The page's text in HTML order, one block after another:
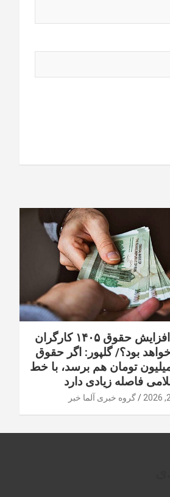
درصد افزایش حقوق ۱۴۰۵ کارگران
بود؟/ گلپور: اگر حقوق
۱۸ میلیون تومان هم برسد، با خط
فاصله زیادی دارد
گروه خبری آلما خبر